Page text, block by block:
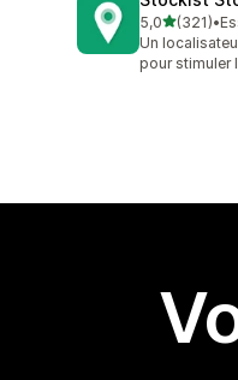
5,0étoile(s)
(321)
321 avis au
•
Un
pour stimuler